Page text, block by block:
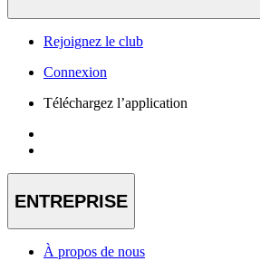
Rejoignez le club
Connexion
Téléchargez l’application
ENTREPRISE
À propos de nous